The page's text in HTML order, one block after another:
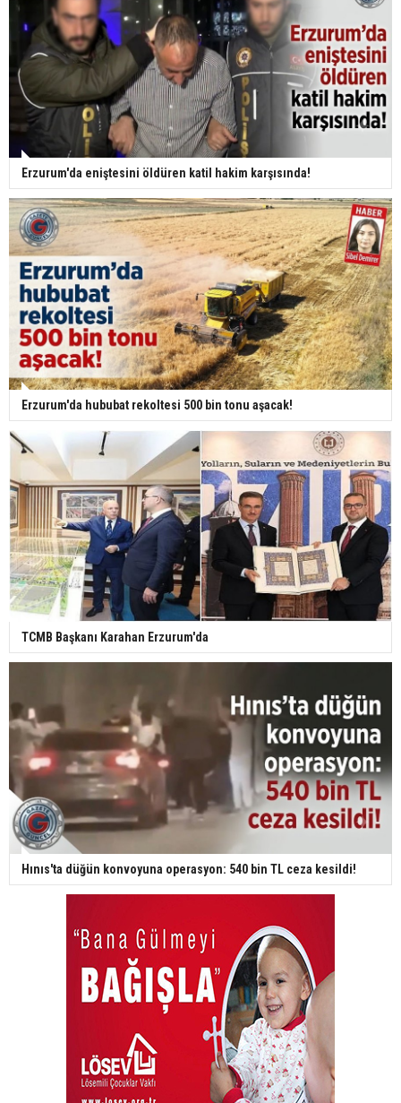
Erzurum'da eniştesini öldüren katil hakim karşısında!
Erzurum'da hububat rekoltesi 500 bin tonu aşacak!
TCMB Başkanı Karahan Erzurum'da
Hınıs'ta düğün konvoyuna operasyon: 540 bin TL ceza kesildi!